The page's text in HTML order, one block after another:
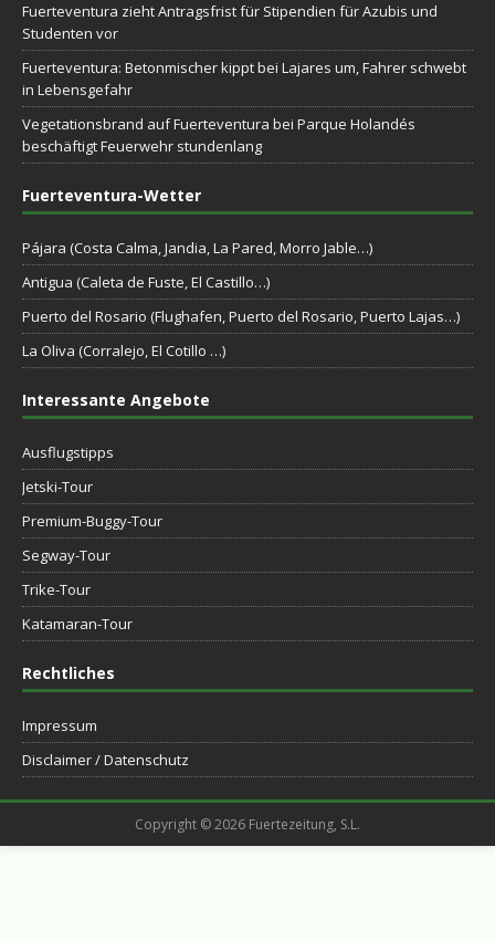
Fuerteventura zieht Antragsfrist für Stipendien für Azubis und
Studenten vor
Fuerteventura: Betonmischer kippt bei Lajares um, Fahrer schwebt
in Lebensgefahr
Vegetationsbrand auf Fuerteventura bei Parque Holandés
beschäftigt Feuerwehr stundenlang
Fuerteventura-Wetter
Pájara (Costa Calma, Jandia, La Pared, Morro Jable…)
Antigua (Caleta de Fuste, El Castillo…)
Puerto del Rosario (Flughafen, Puerto del Rosario, Puerto Lajas…)
La Oliva (Corralejo, El Cotillo …)
Interessante Angebote
Ausflugstipps
Jetski-Tour
Premium-Buggy-Tour
Segway-Tour
Trike-Tour
Katamaran-Tour
Rechtliches
Impressum
Disclaimer / Datenschutz
Copyright © 2026 Fuertezeitung, S.L.